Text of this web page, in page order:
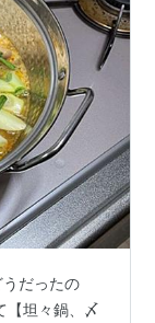
だったの
【坦々鍋、〆